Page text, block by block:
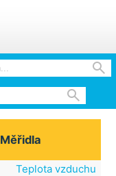


Měřidla
Teplota vzduchu